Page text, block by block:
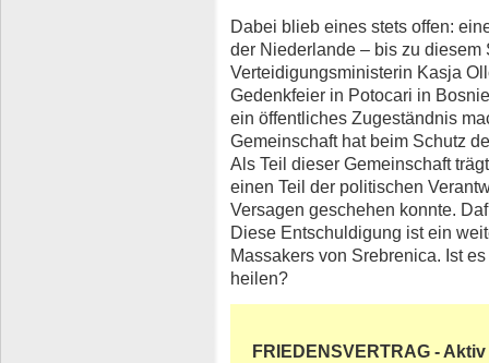
Dabei blieb eines stets offen:
der Niederlande – bis zu diesem
Verteidigungsministerin Kasja
Gedenkfeier in Potocari in
ein öffentliches Zugeständnis
Gemeinschaft hat beim Schutz
Als Teil dieser Gemeinschaft
einen Teil der politischen
Versagen geschehen konnte.
Diese Entschuldigung ist ein
Massakers von Srebrenica. Ist
heilen?
FRIEDENSVERTRAG -